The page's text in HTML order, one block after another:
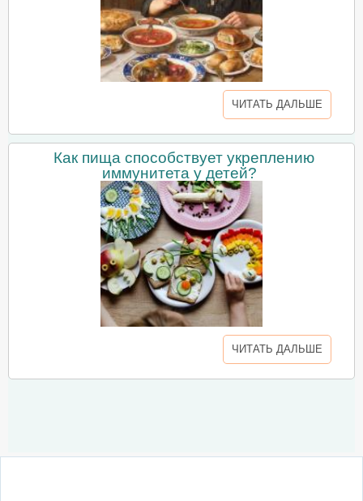
ЧИТАТЬ ДАЛЬШЕ
Как пища способствует укреплению
иммунитета у детей?
ЧИТАТЬ ДАЛЬШЕ